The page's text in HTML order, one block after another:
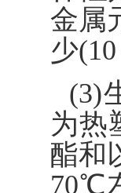
金属
少(10
(3)
为热
酯和
70℃